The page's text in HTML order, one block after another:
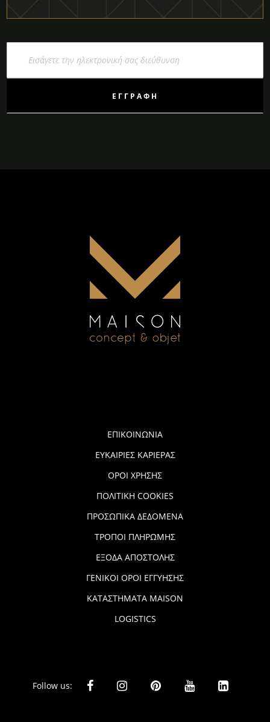
ΕΓΓΡΑΦΉ
ΕΠΙΚΟΙΝΩΝΙΑ
ΕΥΚΑΙΡΙΕΣ ΚΑΡΙΕΡΑΣ
ΟΡΟΙ ΧΡΗΣΗΣ
ΠΟΛΙΤΙΚΗ COOKIES
ΠΡΟΣΩΠΙΚΑ ΔΕΔΟΜΕΝΑ
ΤΡΟΠΟΙ ΠΛΗΡΩΜΗΣ
ΕΞΟΔΑ ΑΠΟΣΤΟΛΗΣ
ΓΕΝΙΚΟΙ ΟΡΟΙ ΕΓΓΥΗΣΗΣ
ΚΑΤΑΣΤΗΜΑΤΑ MAISON
LOGISTICS
Follow us: